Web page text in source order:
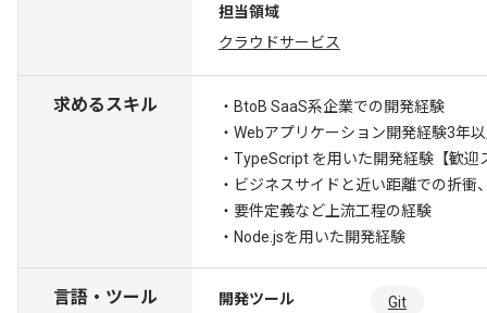
担当領域
クラウドサービス
求めるスキル
・BtoB SaaS系企業での開発経験
・Webアプリケーション開発経験3年
・TypeScript を用いた開発経験 【歓
・ビジネスサイドと近い距離での折衝
・要件定義など上流工程の経験
・Node.jsを用いた開発経験
言語・ツール 開発ツール Git